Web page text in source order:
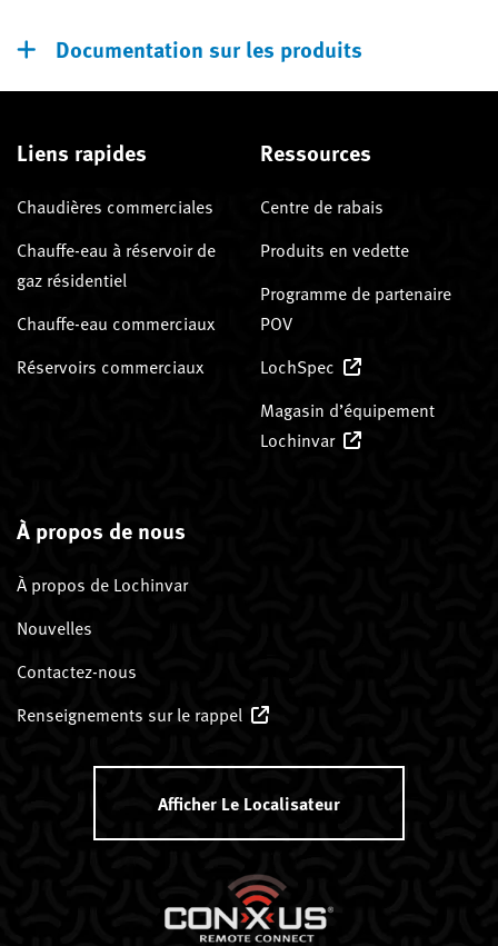
Documentation sur les produits
Liens rapides
Chaudières commerciales
Chauffe-eau à réservoir de
gaz résidentiel
Chauffe-eau commerciaux
Réservoirs commerciaux
Ressources
Centre de rabais
Produits en vedette
Programme de partenaire
POV
LochSpec
Magasin d’équipement
Lochinvar
À propos de nous
À propos de Lochinvar
Nouvelles
Contactez-nous
Renseignements sur le rappel
Afficher Le Localisateur